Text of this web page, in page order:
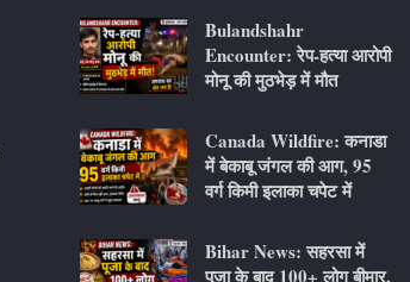
Bulandshahr
Encounter: रेप-हत्या आरोपी
मोनू की मुठभेड़ में मौत
Canada Wildfire: कनाडा
में बेकाबू जंगल की आग, 95
वर्ग किमी इलाका चपेट में
Bihar News: सहरसा में
पूजा के बाद 100+ लोग बीमार,